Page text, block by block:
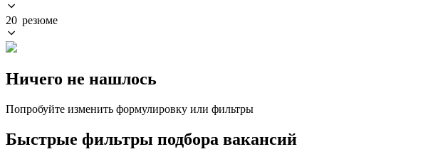
20 резюме
Ничего не нашлось
Попробуйте изменить формулировку или фильтры
Быстрые фильтры подбора вакансий